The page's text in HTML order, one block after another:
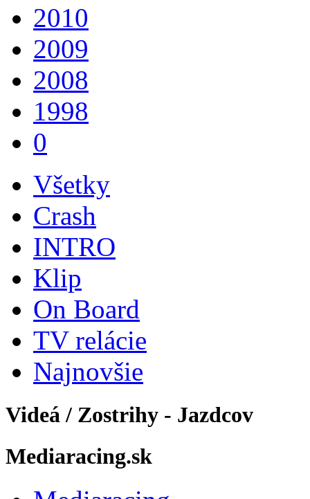
2010
2009
2008
1998
0
Všetky
Crash
INTRO
Klip
On Board
TV relácie
Najnovšie
Videá / Zostrihy - Jazdcov
Mediaracing.sk